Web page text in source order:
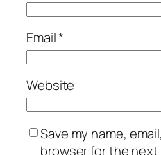
Email*
Website
Save my name,
browser for the next